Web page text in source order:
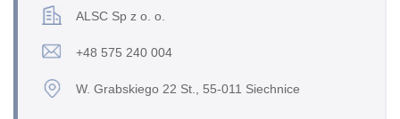
ALSC Sp z o. o.
+48 575 240 004
W. Grabskiego 22 St., 55-011 Siechnice